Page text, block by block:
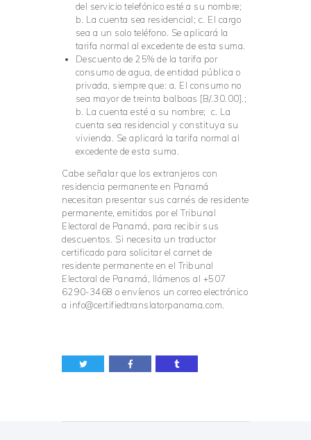
del servicio telefónico esté a su nombre;
b. La cuenta sea residencial; c. El cargo
sea a un solo teléfono. Se aplicará la
tarifa normal al excedente de esta suma.
Descuento de 25% de la tarifa por
consumo de agua, de entidad pública o
privada, siempre que: a. El consumo no
sea mayor de treinta balboas [B/.30.00].;
b. La cuenta esté a su nombre; c. La
cuenta sea residencial y constituya su
vivienda. Se aplicará la tarifa normal al
excedente de esta suma.
Cabe señalar que los extranjeros con
residencia permanente en Panamá
necesitan presentar sus carnés de residente
permanente, emitidos por el Tribunal
Electoral de Panamá, para recibir sus
descuentos. Si necesita un traductor
certificado para solicitar el carnet de
residente permanente en el Tribunal
Electoral de Panamá, llámenos al +507
6290-3468 o envíenos un correo electrónico
a info@certifiedtranslatorpanama.com.